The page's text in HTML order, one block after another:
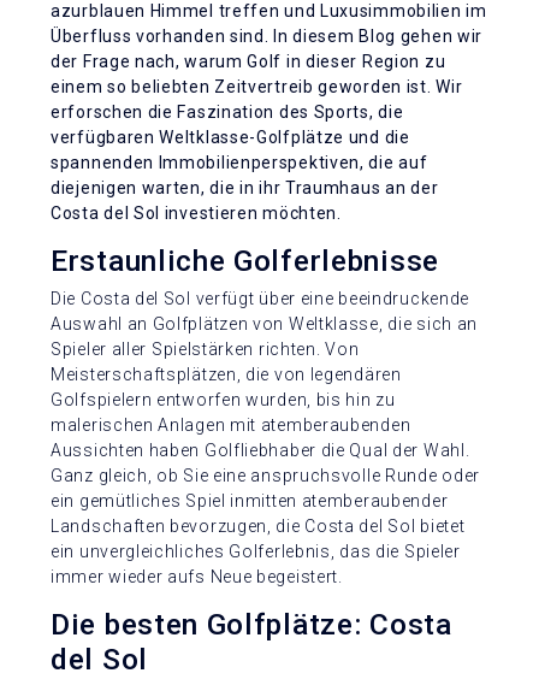
azurblauen Himmel treffen und Luxusimmobilien im
Überfluss vorhanden sind. In diesem Blog gehen wir
der Frage nach, warum Golf in dieser Region zu
einem so beliebten Zeitvertreib geworden ist. Wir
erforschen die Faszination des Sports, die
verfügbaren Weltklasse-Golfplätze und die
spannenden Immobilienperspektiven, die auf
diejenigen warten, die in ihr Traumhaus an der
Costa del Sol investieren möchten.
Erstaunliche Golferlebnisse
Die Costa del Sol verfügt über eine beeindruckende
Auswahl an Golfplätzen von Weltklasse, die sich an
Spieler aller Spielstärken richten. Von
Meisterschaftsplätzen, die von legendären
Golfspielern entworfen wurden, bis hin zu
malerischen Anlagen mit atemberaubenden
Aussichten haben Golfliebhaber die Qual der Wahl.
Ganz gleich, ob Sie eine anspruchsvolle Runde oder
ein gemütliches Spiel inmitten atemberaubender
Landschaften bevorzugen, die Costa del Sol bietet
ein unvergleichliches Golferlebnis, das die Spieler
immer wieder aufs Neue begeistert.
Die besten Golfplätze: Costa
del Sol